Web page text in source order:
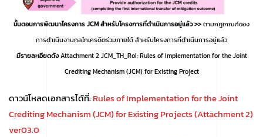
ขั้นตอนการพัฒนาโครงการ JCM สำหรับโครงการที่ดำเนินการอยู่แล้ว >>ตามกฎเกณฑ์ของ
การดำเนินงานกลไกเครดิตร่วมภายใต้ สำหรับโครงการที่ดำเนินการอยู่แล้ว
มีรายละเอียดดังAttachment 2 JCM_TH_RoI: Rules of Implementation for the Joint
Crediting Mechanism (JCM) for Existing Project
ดาวน์โหลดเอกสารได้ที่: Rules of Implementation for the Joint
Crediting Mechanism (JCM) for Existing Projects (Attachment 2)
ver03.0